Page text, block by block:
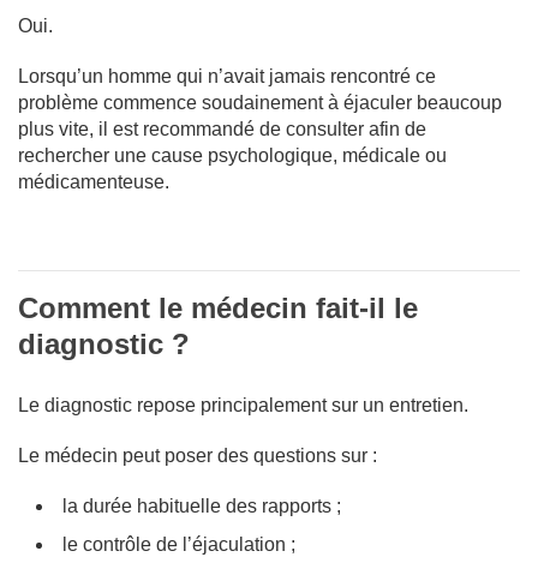
Oui.
Lorsqu’un homme qui n’avait jamais rencontré ce
problème commence soudainement à éjaculer beaucoup
plus vite, il est recommandé de consulter afin de
rechercher une cause psychologique, médicale ou
médicamenteuse.
Comment le médecin fait-il le
diagnostic ?
Le diagnostic repose principalement sur un entretien.
Le médecin peut poser des questions sur :
la durée habituelle des rapports ;
le contrôle de l’éjaculation ;